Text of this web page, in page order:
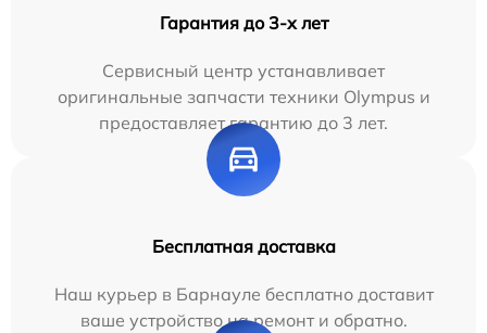
Гарантия до 3-х лет
Сервисный центр устанавливает
оригинальные запчасти техники Olympus и
предоставляет гарантию до 3 лет.
Бесплатная доставка
Наш курьер в Барнауле бесплатно доставит
ваше устройство на ремонт и обратно.